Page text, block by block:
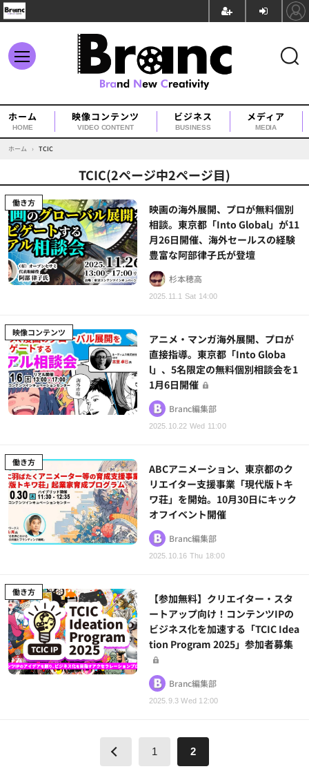
ホーム
HOME
映像コンテンツ
VIDEO CONTENT
ビジネス
BUSINESS
メディア
MEDIA
ホーム › TCIC
TCIC(2ページ中2ページ目)
働き方
2025.11.1 Sat 14:00
映画の海外展開、プロが無料個別
相談。東京都「Into Global」が11
月26日開催、海外セールスの経験
豊富な阿部律子氏が登壇
杉本穂高
映像コンテンツ
2025.10.22 Wed 11:00
アニメ・マンガ海外展開、プロが
直接指導。東京都「Into Globa
l」、5名限定の無料個別相談会を1
1月6日開催
Branc編集部
働き方
2025.10.16 Thu 18:00
ABCアニメーション、東京都のク
リエイター支援事業「現代版トキ
ワ荘」を開始。10月30日にキック
オフイベント開催
Branc編集部
働き方
2025.9.3 Wed 12:00
【参加無料】クリエイター・スタ
ートアップ向け！コンテンツIPの
ビジネス化を加速する「TCIC Idea
tion Program 2025」参加者募集
Branc編集部
1 2